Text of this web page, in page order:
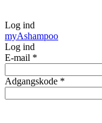
Log ind
myAshampoo
Log ind
E-mail *
Adgangskode *